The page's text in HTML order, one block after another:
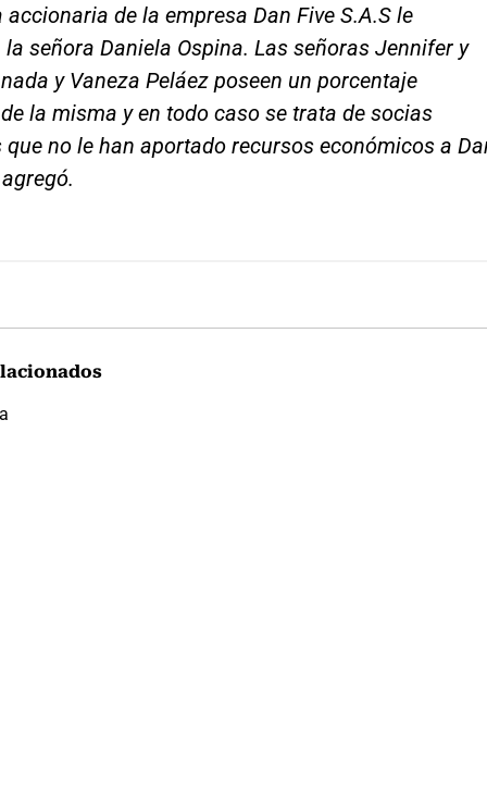
accionaria de la empresa Dan Five S.A.S le
la señora Daniela Ospina. Las señoras Jennifer y
y Vaneza Peláez poseen un porcentaje
la misma y en todo caso se trata de socias
no le han aportado recursos económicos a